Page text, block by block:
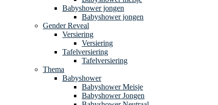
Babyshower jongen
Babyshower jongen
Gender Reveal
Versiering
Versiering
Tafelversiering
Tafelversiering
Thema
Babyshower
Babyshower Meisje
Babyshower Jongen